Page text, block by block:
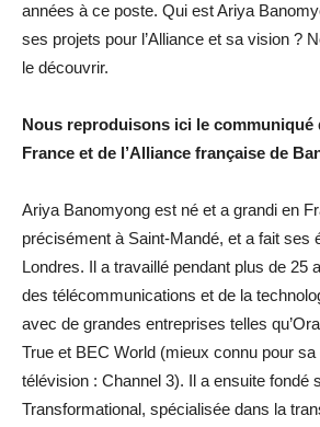
années à ce poste. Qui est Ariya
ses projets pour l’Alliance et sa vision ?
le découvrir.
Nous reproduisons ici le communiqué
France et de l’Alliance française de
Ariya Banomyong est né et a grandi en
précisément à Saint-Mandé, et a fait ses
Londres. Il a travaillé pendant plus de 25
des télécommunications et de la
avec de grandes entreprises telles
True et BEC World (mieux connu pour
télévision : Channel 3). Il a ensuite fondé
Transformational, spécialisée dans la